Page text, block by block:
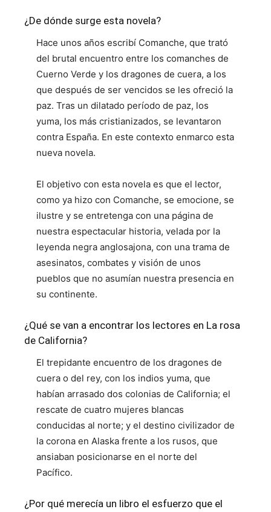
¿De dónde surge esta novela?
Hace unos años escribí Comanche, que trató
del brutal encuentro entre los comanches de
Cuerno Verde y los dragones de cuera, a los
que después de ser vencidos se les ofreció la
paz. Tras un dilatado período de paz, los
yuma, los más cristianizados, se levantaron
contra España. En este contexto enmarco esta
nueva novela.
El objetivo con esta novela es que el lector,
como ya hizo con Comanche, se emocione, se
ilustre y se entretenga con una página de
nuestra espectacular historia, velada por la
leyenda negra anglosajona, con una trama de
asesinatos, combates y visión de unos
pueblos que no asumían nuestra presencia en
su continente.
¿Qué se van a encontrar los lectores en La rosa
de California?
El trepidante encuentro de los dragones de
cuera o del rey, con los indios yuma, que
habían arrasado dos colonias de California; el
rescate de cuatro mujeres blancas
conducidas al norte; y el destino civilizador de
la corona en Alaska frente a los rusos, que
ansiaban posicionarse en el norte del
Pacífico.
¿Por qué merecía un libro el esfuerzo que el